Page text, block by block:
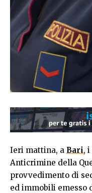
Ieri mattina, a Bari,
Anticrimine della
provvedimento di
ed immobili emesso